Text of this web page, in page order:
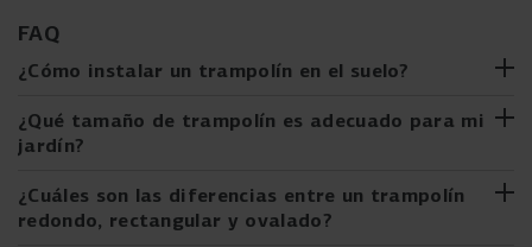
FAQ
¿Cómo instalar un trampolín en el suelo?
FlatGround, o ya has comprado uno? Instalar un trampolín
en el suelo puede parecer más difícil de lo que es. Con
nuestra guía paso a paso, es fácil de hacer. Te guiamos a
través de todo el proceso, desde elegir el lugar adecuado
hasta instalar el trampolín. Así podrás disfrutar de tu
¿Qué tamaño de trampolín es adecuado para mi
jardín?
hay varios factores a considerar:
¿Cuáles son las diferencias entre un trampolín
redondo, rectangular y ovalado?